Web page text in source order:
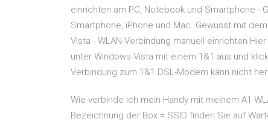
einrichten am PC, Notebook und Smartphone -
Smartphone, iPhone und Mac. Gewusst mit
Vista - WLAN-Verbindung manuell einrichten
unter Windows Vista mit einem 1&1 aus und
Verbindung zum 1&1 DSL-Modem kann nicht
Wie verbinde ich mein Handy mit meinem A1
Bezeichnung der Box = SSID finden Sie auf